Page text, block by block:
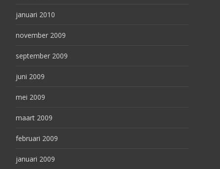
januari 2010
november 2009
september 2009
juni 2009
mei 2009
maart 2009
februari 2009
januari 2009